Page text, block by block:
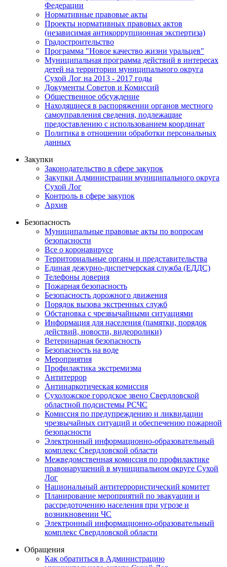
Федерации
Нормативные правовые акты
Проекты нормативных правовых актов
(независимая антикоррупционная экспертиза)
Градостроительство
Программа "Новое качество жизни уральцев"
Муниципальная программа действий в интересах
детей на территории муниципального округа
Сухой Лог на 2013 - 2017 годы
Документы Советов и Комиссий
Общественное обсуждение
Находящиеся в распоряжении органов местного
самоуправления сведения, подлежащие
предоставлению с использованием координат
Политика в отношении обработки персональных
данных
Закупки
Законодательство в сфере закупок
Закупки Администрации муниципального округа
Сухой Лог
Контроль в сфере закупок
Архив
Безопасность
Муниципальные правовые акты по вопросам
безопасности
Все о коронавирусе
Территориальные органы и представительства
Единая дежурно-диспетчерская служба (ЕДДС)
Телефоны доверия
Пожарная безопасность
Безопасность дорожного движения
Порядок вызова экстренных служб
Обстановка с чрезвычайными ситуациями
Информация для населения (памятки, порядок
действий, новости, видеоролики)
Ветеринарная безопасность
Безопасность на воде
Мероприятия
Профилактика экстремизма
Антитеррор
Антинаркотическая комиссия
Сухоложское городское звено Свердловской
областной подсистемы РСЧС
Комиссия по предупреждению и ликвидации
чрезвычайных ситуаций и обеспечению пожарной
безопасности
Электронный информационно-образовательный
комплекс Cвердловской области
Межведомственная комиссия по профилактике
правонарушений в муниципальном округе Сухой
Лог
Национальный антитеррористический комитет
Планирование мероприятий по эвакуации и
рассредоточению населения при угрозе и
возникновении ЧС
Электронный информационно-образовательный
комплекс Свердловской области
Обращения
Как обратиться в Администрацию